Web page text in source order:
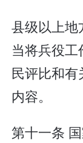
县级以上地
当将兵役
民评比和
内容。
第十一条